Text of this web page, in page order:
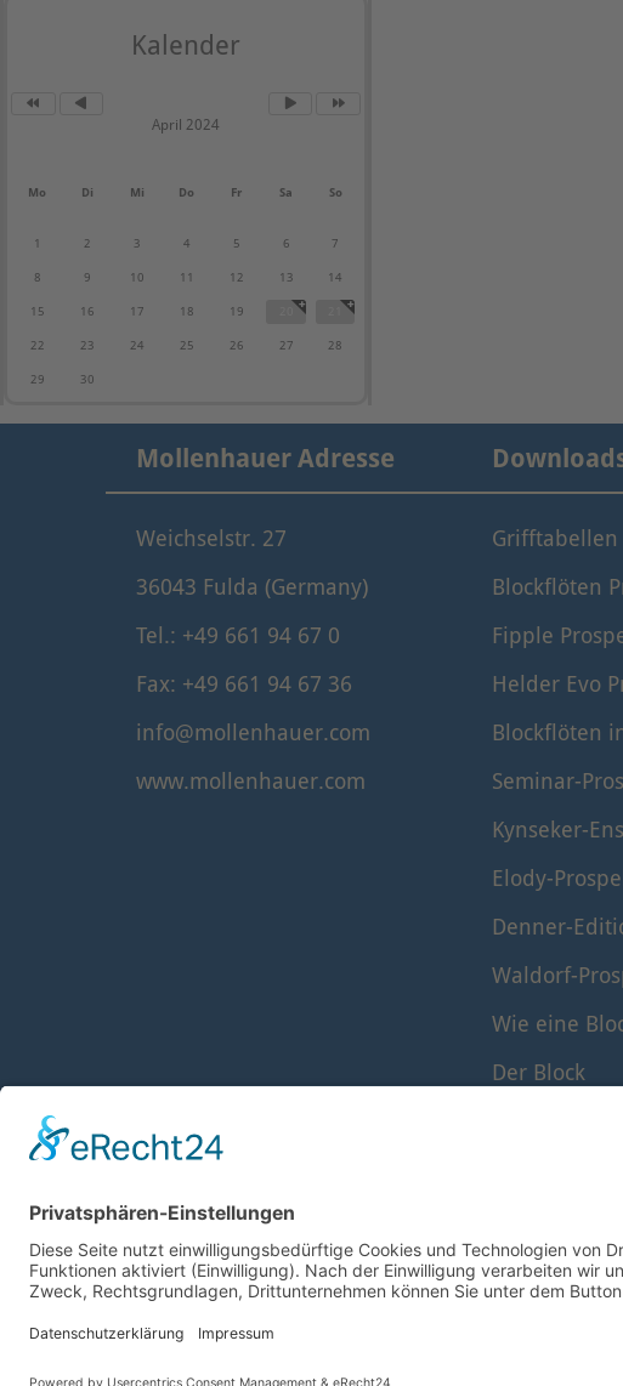
Kalender
April 2024
Mo Di Mi Do Fr Sa So
1 2 3 4 5 6 7
8 9 10 11 12 13 14
15 16 17 18 19
22 23 24 25 26 27 28
29 30
Mollenhauer Adresse
Weichselstr. 27
36043 Fulda (Germany)
Tel.: +49 661 94 67 0
Fax: +49 661 94 67 36
info@mollenhauer.com
www.mollenhauer.com
Blockflöten
Fipple
Helder Evo
Blockflöten
Seminar-
Kynseker-
Elody-
Denner-
Waldorf-
Wie eine
Der Block